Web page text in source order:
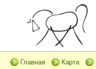
Главная Карта